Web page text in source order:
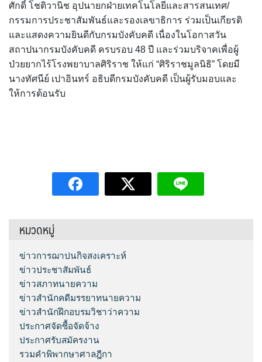
ศักดิ์ โชติวานิช อุปนายกฝ่ายเทคโนโลยีและสารสนเทศ/
กรรมการประชาสัมพันธ์และรองเลขาธิการ ร่วมเป็นเกียรติ
และแสดงความยินดีกับกรมบังคับคดี เนื่องในโอกาสวัน
สถาปนากรมบังคับคดี ครบรอบ 48 ปี และร่วมบริจาคเพื่อผู้
ป่วยยากไร้โรงพยาบาลศิริราช ให้แก่ “ศิริราชมูลนิธิ” โดยมี
นางทัศนีย์ เปาอินทร์ อธิบดีกรมบังคับคดี เป็นผู้รับมอบและ
ให้การต้อนรับ
หมวดหมู่
ข่าวการฌาปนกิจสงเคราะห์
ข่าวประชาสัมพันธ์
ข่าวสภาทนายความ
ข่าวสำนักคดีมรรยาทนายความ
ข่าวสำนักฝึกอบรมวิชาว่าความ
ประกาศจัดซื้อจัดจ้าง
ประกาศรับสมัครงาน
รวมคำพิพากษาศาลฎีกา